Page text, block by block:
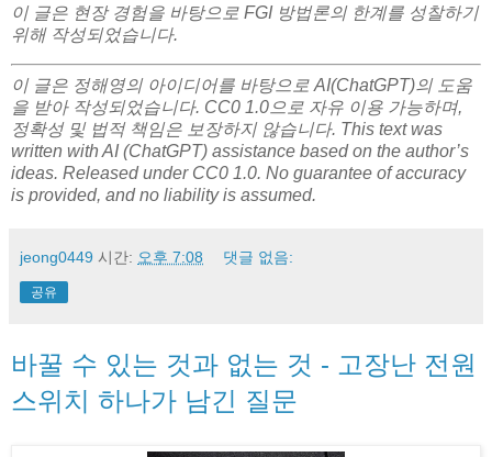
이 글은 현장 경험을 바탕으로 FGI 방법론의 한계를 성찰하기
위해 작성되었습니다.
이 글은 정해영의 아이디어를 바탕으로 AI(ChatGPT)의 도움
을 받아 작성되었습니다. CC0 1.0으로 자유 이용 가능하며,
정확성 및 법적 책임은 보장하지 않습니다. This text was
written with AI (ChatGPT) assistance based on the author’s
ideas. Released under CC0 1.0. No guarantee of accuracy
is provided, and no liability is assumed.
jeong0449 시간: 오후 7:08 댓글 없음:
공유
바꿀 수 있는 것과 없는 것 - 고장난 전원
스위치 하나가 남긴 질문